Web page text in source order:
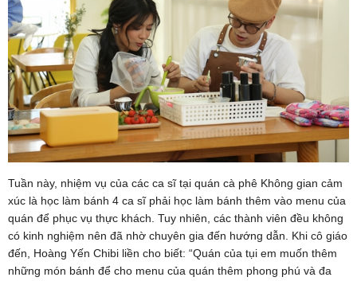
Tuần này, nhiệm vụ của các ca sĩ tại quán cà phê Không gian cảm
xúc là học làm bánh 4 ca sĩ phải học làm bánh thêm vào menu của
quán để phục vụ thực khách. Tuy nhiên, các thành viên đều không
có kinh nghiệm nên đã nhờ chuyên gia đến hướng dẫn. Khi cô giáo
đến, Hoàng Yến Chibi liền cho biết: “Quán của tụi em muốn thêm
những món bánh để cho menu của quán thêm phong phú và đa